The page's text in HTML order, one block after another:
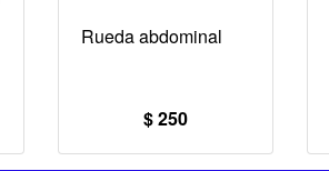
Rueda abdominal
$ 250